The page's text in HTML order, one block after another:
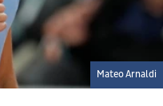
Mateo Arnaldi